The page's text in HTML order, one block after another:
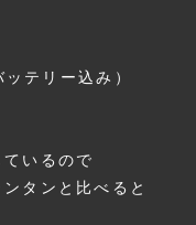
テリー込み）
いるので
タンと比べると